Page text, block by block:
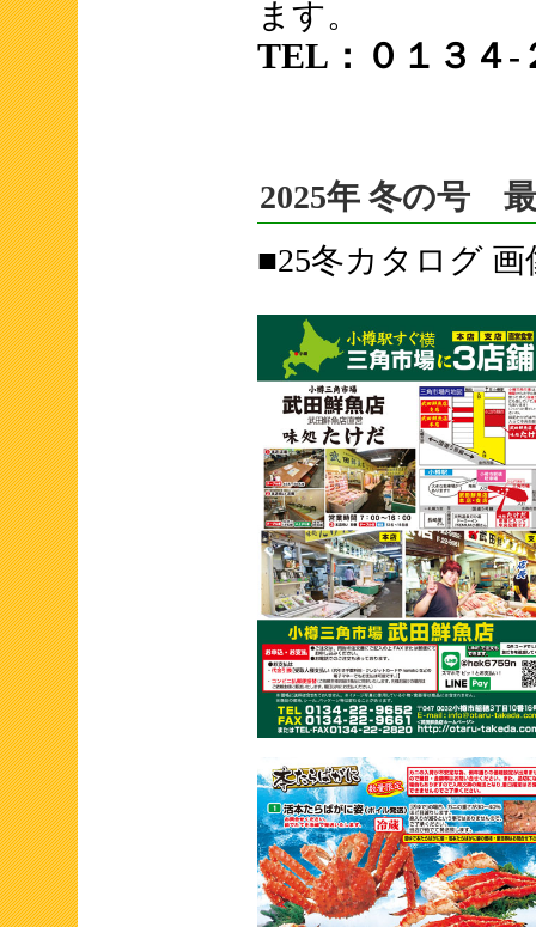
ます。
TEL：０１３４-
2025年 冬の号
■25冬カタログ